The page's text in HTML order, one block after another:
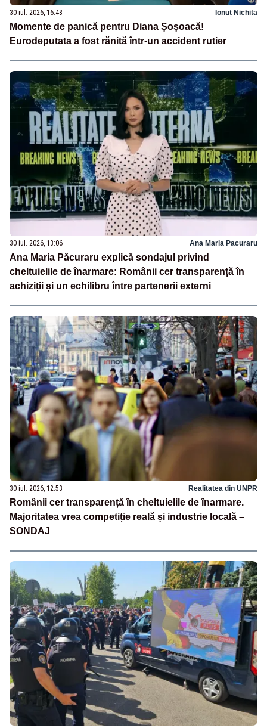
30 iul. 2026, 16:48 Ionuț Nichita
Momente de panică pentru Diana Șoșoacă!
Eurodeputata a fost rănită într-un accident rutier
30 iul. 2026, 13:06 Ana Maria Pacuraru
Ana Maria Păcuraru explică sondajul privind
cheltuielile de înarmare: Românii cer transparență în
achiziții și un echilibru între partenerii externi
30 iul. 2026, 12:53 Realitatea din UNPR
Românii cer transparență în cheltuielile de înarmare.
Majoritatea vrea competiție reală și industrie locală –
SONDAJ